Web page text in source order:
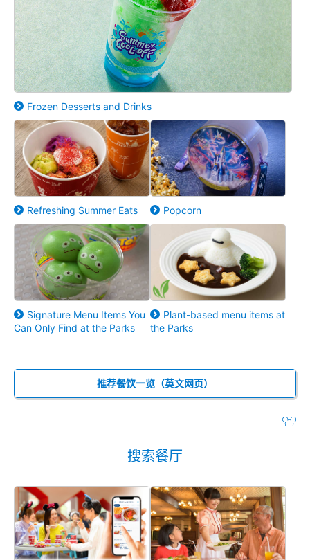
Frozen Desserts and Drinks
Refreshing Summer Eats Popcorn
Signature Menu Items You
Can Only Find at the Parks
Plant-based menu items at
the Parks
推荐餐饮一览（英文网页）
搜索餐厅